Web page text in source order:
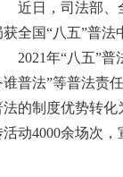
日，司法部、全
获全国“八五”普
年“八五”普法
谁普法”等普法责
法的制度优势转化
活动4000余场次，